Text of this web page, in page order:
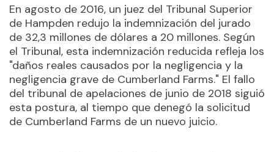
En agosto de 2016, un juez del Tribunal Superior
de Hampden redujo la indemnización del jurado
de 32,3 millones de dólares a 20 millones. Según
el Tribunal, esta indemnización reducida refleja los
"daños reales causados por la negligencia y la
negligencia grave de Cumberland Farms." El fallo
del tribunal de apelaciones de junio de 2018 siguió
esta postura, al tiempo que denegó la solicitud
de Cumberland Farms de un nuevo juicio.